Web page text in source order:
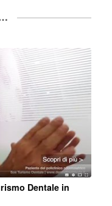
Dentale in